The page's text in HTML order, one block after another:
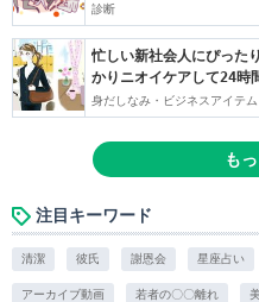
診断
忙しい新社会人にぴった
かりニオイケアして24時
身だしなみ・ビジネスアイテム
も
注目キーワード
清潔 彼氏 謝恩会 星座占い
アーカイブ動画 若者の〇〇離れ